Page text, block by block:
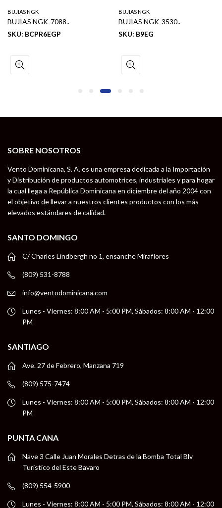
BUJIAS NGK
BUJIAS NGK-7088..
SKU: BCPR6EGP
BUJIAS NGK
BUJIAS NGK-3530..
SKU: B9EG
SOBRE NOSOTROS
Vento Dominicana, S. A. es una empresa dedicada a la Importación
y Distribución de productos automotrices, industriales y para hogar
la cual llega a República Dominicana en diciembre del año 2004 con
el objetivo de llevar a nuestros clientes productos con los más
elevados estándares de calidad.
SANTO DOMINGO
C/ Charles Lindbergh no 1, ensanche Miraflores
(809) 531-8788
info@ventodominicana.com
Lunes - Viernes: 8:00 AM - 5:00 PM, Sábados: 8:00 AM - 12:00
PM
SANTIAGO
Ave. 27 de Febrero, Manzana 719
(809) 575-7474
Lunes - Viernes: 8:00 AM - 5:00 PM, Sábados: 8:00 AM - 12:00
PM
PUNTA CANA
Nave 3 Calle Juan Morales Detras de la Bomba Total Blv
Turistico del Este Bavaro
(809) 554-5900
Lunes - Viernes: 8:00 AM - 5:00 PM, Sábados: 8:00 AM - 12:00